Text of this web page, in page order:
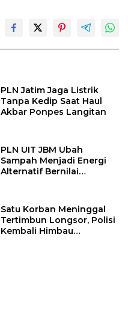
PLN Jatim Jaga Listrik
Tanpa Kedip Saat Haul
Akbar Ponpes Langitan
PLN UIT JBM Ubah
Sampah Menjadi Energi
Alternatif Bernilai
Satu Korban Meninggal
Tertimbun Longsor, Polisi
Kembali Himbau